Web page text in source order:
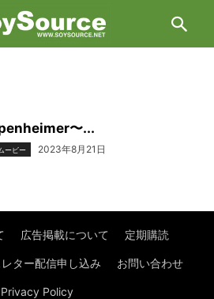
〜...
ービー 2023年8月21日
広告掲載について 定期購読
ター配信申し込み お問い合わせ
Privacy Policy